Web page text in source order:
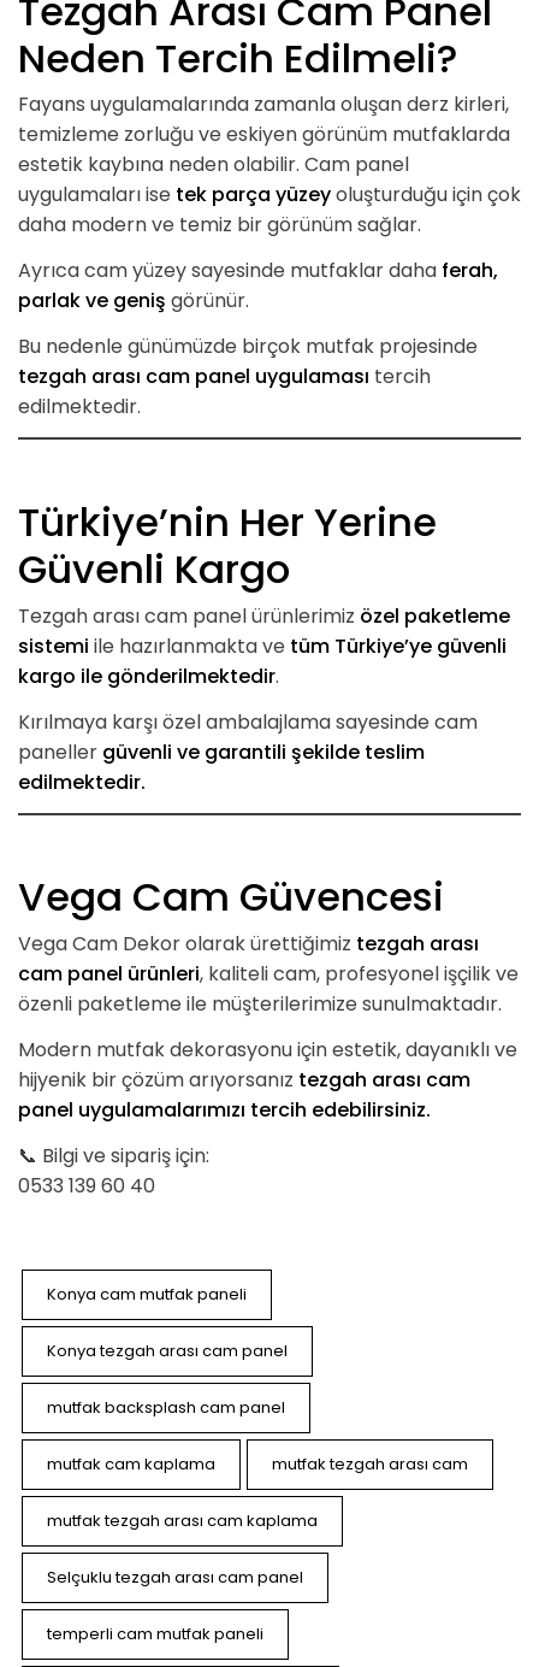
Tezgah Arası Cam Panel
Neden Tercih Edilmeli?
Fayans uygulamalarında zamanla oluşan derz kirleri,
temizleme zorluğu ve eskiyen görünüm mutfaklarda
estetik kaybına neden olabilir. Cam panel
uygulamaları ise tek parça yüzeyoluşturduğu için çok
daha modern ve temiz bir görünüm sağlar.
Ayrıca cam yüzey sayesinde mutfaklar daha ferah,
parlak ve geniş görünür.
Bu nedenle günümüzde birçok mutfak projesinde
tezgah arası cam panel uygulaması tercih
edilmektedir.
Türkiye’nin Her Yerine
Güvenli Kargo
Tezgah arası cam panel ürünlerimiz özel paketleme
sistemi ile hazırlanmakta ve tüm Türkiye’ye güvenli
kargo ile gönderilmektedir.
Kırılmaya karşı özel ambalajlama sayesinde cam
paneller güvenli ve garantili şekilde teslim
edilmektedir.
Vega Cam Güvencesi
Vega Cam Dekor olarak ürettiğimiz tezgah arası
cam panel ürünleri, kaliteli cam, profesyonel işçilik ve
özenli paketleme ile müşterilerimize sunulmaktadır.
Modern mutfak dekorasyonu için estetik, dayanıklı ve
hijyenik bir çözüm arıyorsanız tezgah arası cam
panel uygulamalarımızı tercih edebilirsiniz.
📞 Bilgi ve sipariş için:
0533 139 60 40
Konya cam mutfak paneli
Konya tezgah arası cam panel
mutfak backsplash cam panel
mutfak cam kaplama mutfak tezgah arası cam
mutfak tezgah arası cam kaplama
Selçuklu tezgah arası cam panel
temperli cam mutfak paneli